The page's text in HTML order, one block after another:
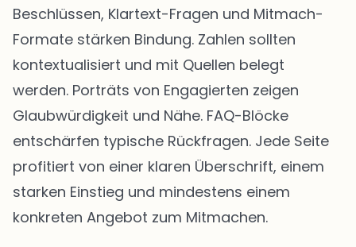
Beschlüssen, Klartext-Fragen und Mitmach-
Formate stärken Bindung. Zahlen sollten
kontextualisiert und mit Quellen belegt
werden. Porträts von Engagierten zeigen
Glaubwürdigkeit und Nähe. FAQ-Blöcke
entschärfen typische Rückfragen. Jede Seite
profitiert von einer klaren Überschrift, einem
starken Einstieg und mindestens einem
konkreten Angebot zum Mitmachen.